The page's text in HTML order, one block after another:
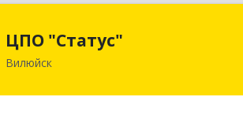
ЦПО "Статус"
Вилюйск
677000, Саха /Якутия/ Респ, Якутск г,